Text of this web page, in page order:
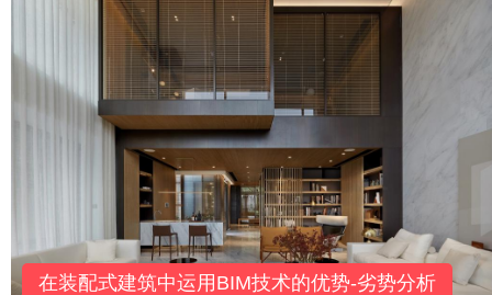
在装配式建筑中运用BIM技术的优势-劣势分析